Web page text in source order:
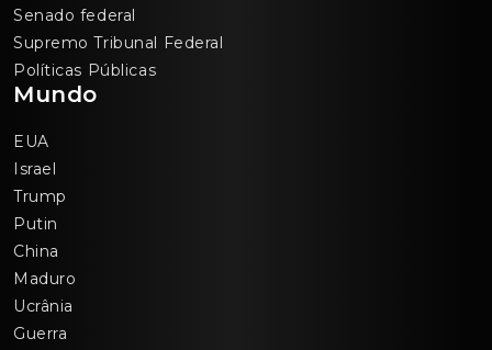
Senado federal
Supremo Tribunal Federal
Políticas Públicas
Mundo
EUA
Israel
Trump
Putin
China
Maduro
Ucrânia
Guerra